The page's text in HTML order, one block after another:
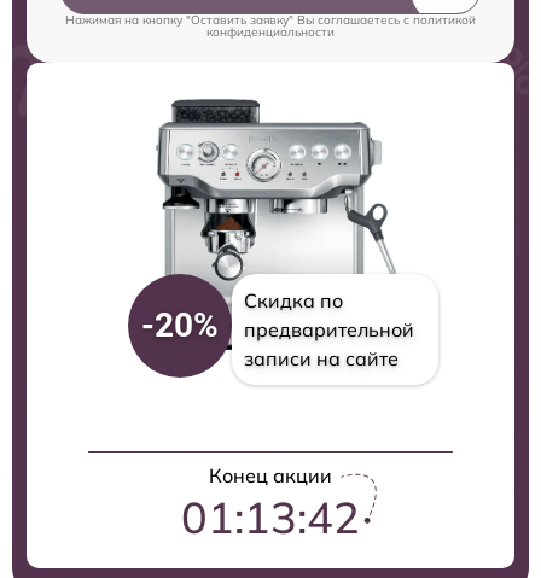
Нажимая на кнопку "Оставить заявку" Вы соглашаетесь cполитикой
конфиденциальности
-20%
Скидка по
предварительной
записи на сайте
Конец акции
01:13:41